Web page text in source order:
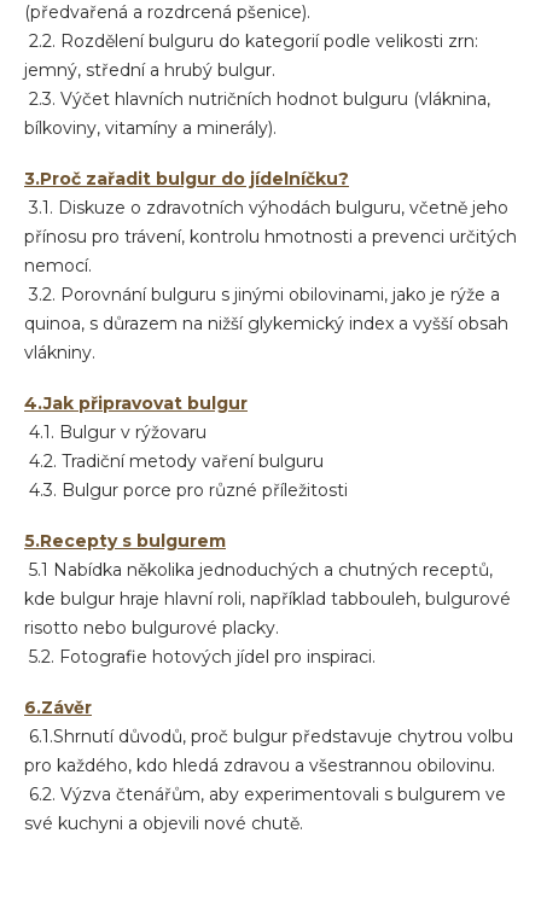
(předvařená a rozdrcená pšenice).
2.2. Rozdělení bulguru do kategorií podle velikosti zrn:
jemný, střední a hrubý bulgur.
2.3. Výčet hlavních nutričních hodnot bulguru (vláknina,
bílkoviny, vitamíny a minerály).
3.Proč zařadit bulgur do jídelníčku?
3.1. Diskuze o zdravotních výhodách bulguru, včetně jeho
přínosu pro trávení, kontrolu hmotnosti a prevenci určitých
nemocí.
3.2. Porovnání bulguru s jinými obilovinami, jako je rýže a
quinoa, s důrazem na nižší glykemický index a vyšší obsah
vlákniny.
4.Jak připravovat bulgur
4.1. Bulgur v rýžovaru
4.2. Tradiční metody vaření bulguru
4.3. Bulgur porce pro různé příležitosti
5.Recepty s bulgurem
5.1 Nabídka několika jednoduchých a chutných receptů,
kde bulgur hraje hlavní roli, například tabbouleh, bulgurové
risotto nebo bulgurové placky.
5.2. Fotografie hotových jídel pro inspiraci.
6.Závěr
6.1.Shrnutí důvodů, proč bulgur představuje chytrou volbu
pro každého, kdo hledá zdravou a všestrannou obilovinu.
6.2. Výzva čtenářům, aby experimentovali s bulgurem ve
své kuchyni a objevili nové chutě.